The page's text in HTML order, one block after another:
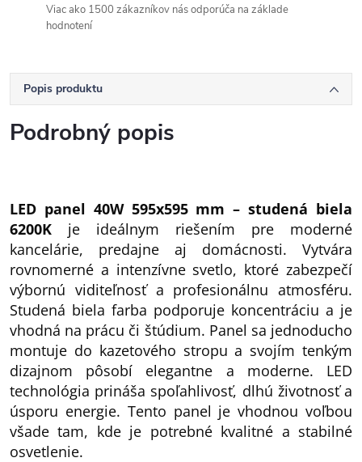
Viac ako 1500 zákazníkov nás odporúča na základe
hodnotení
Popis produktu
Podrobný popis
LED panel 40W 595x595 mm – studená biela
6200K je ideálnym riešením pre moderné
kancelárie, predajne aj domácnosti. Vytvára
rovnomerné a intenzívne svetlo, ktoré zabezpečí
výbornú viditeľnosť a profesionálnu atmosféru.
Studená biela farba podporuje koncentráciu a je
vhodná na prácu či štúdium. Panel sa jednoducho
montuje do kazetového stropu a svojím tenkým
dizajnom pôsobí elegantne a moderne. LED
technológia prináša spoľahlivosť, dlhú životnosť a
úsporu energie. Tento panel je vhodnou voľbou
všade tam, kde je potrebné kvalitné a stabilné
osvetlenie.